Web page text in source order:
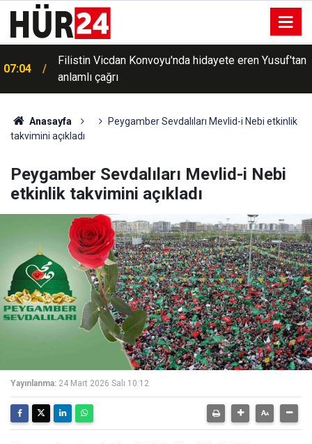
06:48
HÜDA PAR Adana İl Başkanı Beyazçiçek: "Gazze'de
yaşanan vahşeti unutturmayacağız"
Anasayfa
Peygamber Sevdalıları Mevlid-i Nebi etkinlik
takvimini açıkladı
Peygamber Sevdalıları Mevlid-i Nebi
etkinlik takvimini açıkladı
Yayınlanma: 24 Mart 2026 Salı 10:12